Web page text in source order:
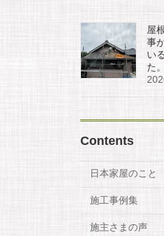
屋
事
い
た。
Contents
日本家屋のこと
施工事例集
施主さまの声